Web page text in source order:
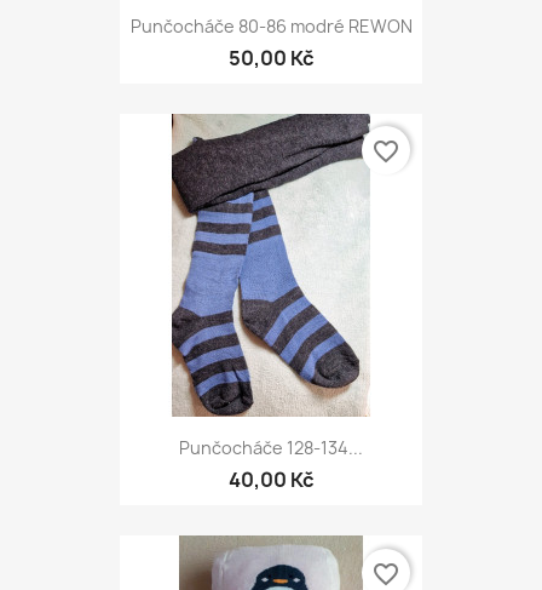
Punčocháče 80-86 modré REWON
50,00 Kč
Punčocháče 128-134...
40,00 Kč
favorite_border
favorite_border